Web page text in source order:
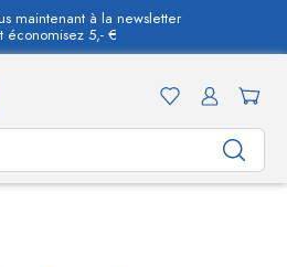
maintenant à la newsletter
économisez 5,- €